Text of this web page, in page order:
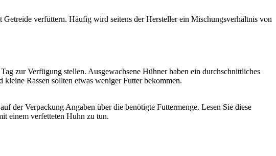
Getreide verfüttern. Häufig wird seitens der Hersteller ein Mischungsverhältnis von
zur Verfügung stellen. Ausgewachsene Hühner haben ein durchschnittliches
Rassen sollten etwas weniger Futter bekommen.
der Verpackung Angaben über die benötigte Futtermenge. Lesen Sie diese
einem verfetteten Huhn zu tun.